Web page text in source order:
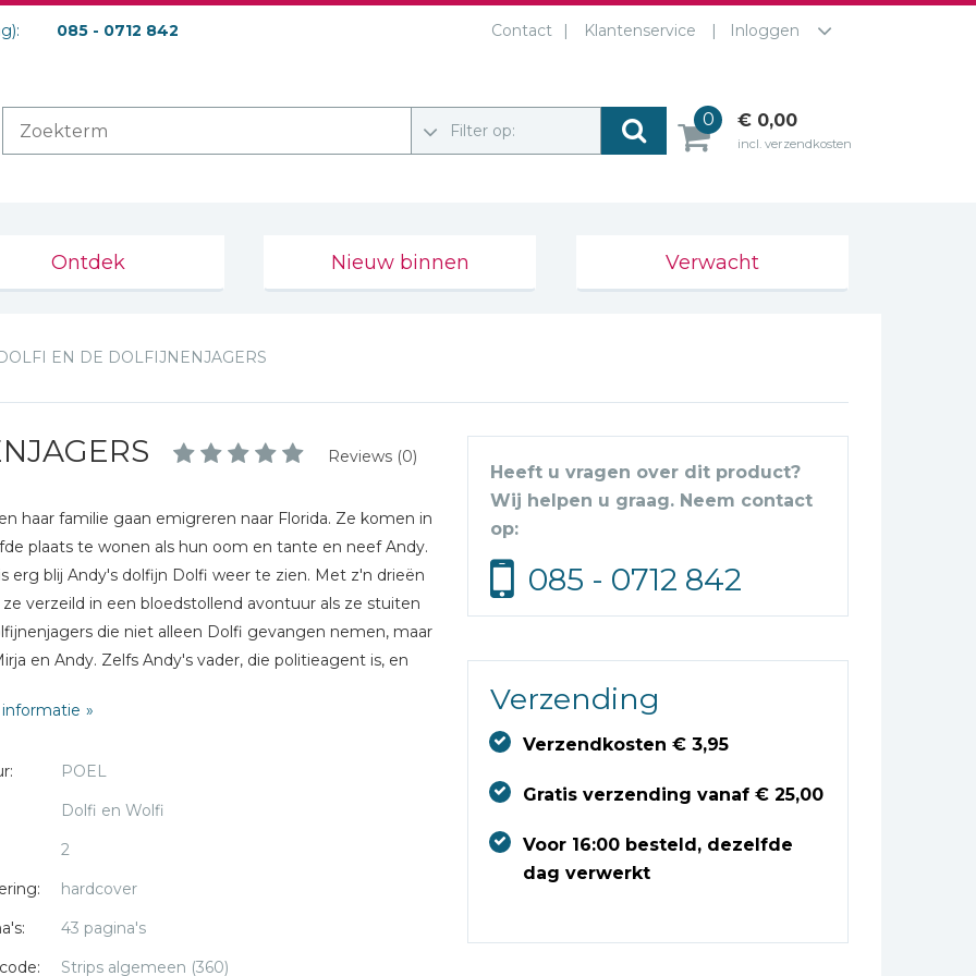
085 - 0712 842 Contact Klantenservice Inloggen
Filter op:
0 € 0,00
incl. verzendkosten
Ontdek Nieuw binnen Verwacht
EN DE DOLFIJNENJAGERS
Reviews (0)
haar familie gaan emigreren naar Florida. Ze komen in
plaats te wonen als hun oom en tante en neef Andy.
erg blij Andy's dolfijn Dolfi weer te zien. Met z'n drieën
ze verzeild in een bloedstollend avontuur als ze stuiten
die niet alleen Dolfi gevangen nemen, maar
en Andy. Zelfs Andy's vader, die politieagent is, en
Frits van Loenen werd op 22 juni 1967 geboren te
richting reclametekenen. In het grafische vak legde
zich toe op ontwerpen en vormgeven. Daarnaast
POEL
Dolfi en Wolfi
2
hardcover
43 pagina's
Strips algemeen (360)
Heeft u vragen over dit product?
Wij helpen u graag. Neem contact
op:
085 - 0712 842
Verzending
Verzendkosten € 3,95
Gratis verzending vanaf € 25,00
Voor 16:00 besteld, dezelfde
dag verwerkt